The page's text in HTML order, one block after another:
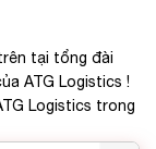
tại tổng đài
ATG Logistics !
Logistics trong